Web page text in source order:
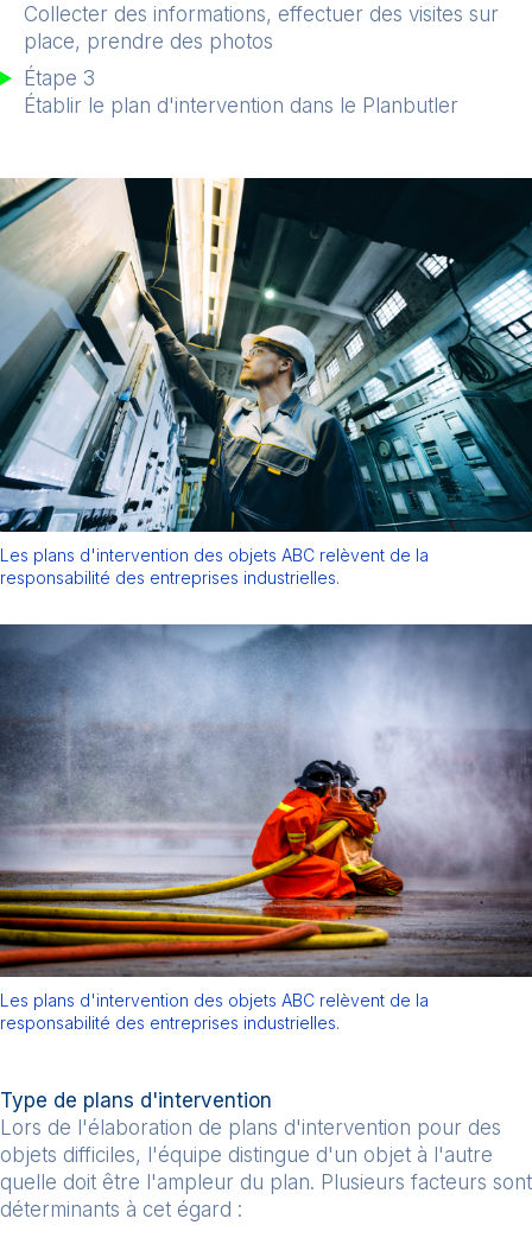
Collecter des informations, effectuer des visites sur
place, prendre des photos
Étape 3
Établir le plan d'intervention dans le Planbutler
Les plans d'intervention des objets ABC relèvent de la
responsabilité des entreprises industrielles.
Les plans d'intervention des objets ABC relèvent de la
responsabilité des entreprises industrielles.
Type de plans d'intervention
Lors de l'élaboration de plans d'intervention pour des
objets difficiles, l'équipe distingue d'un objet à l'autre
quelle doit être l'ampleur du plan. Plusieurs facteurs sont
déterminants à cet égard :